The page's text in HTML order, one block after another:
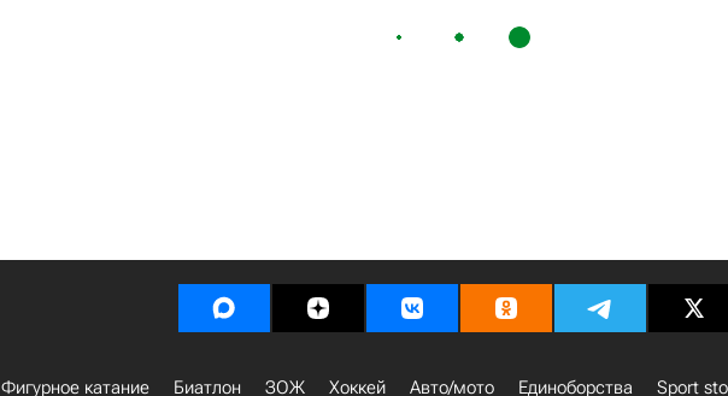
Фигурное катание Биатлон ЗОЖ Хоккей Авто/мото Единоборства Sport